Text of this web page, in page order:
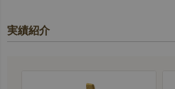
実績紹介